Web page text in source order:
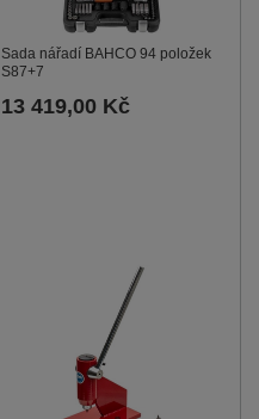
Sada nářadí BAHCO 94 položek
S87+7
13 419,00 Kč